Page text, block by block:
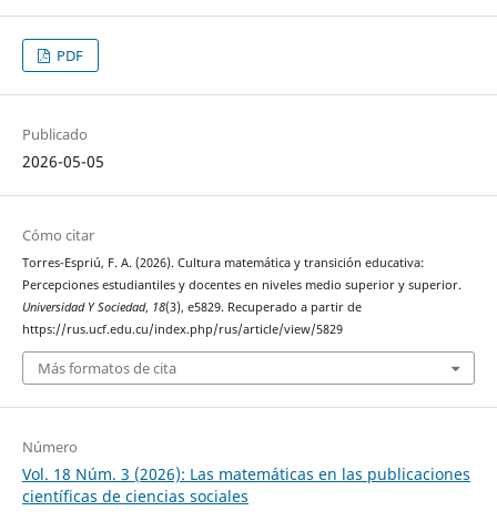
PDF
Publicado
2026-05-05
Cómo citar
Torres-Espriú, F. A. (2026). Cultura matemática y transición educativa:
Percepciones estudiantiles y docentes en niveles medio superior y superior.
Universidad Y Sociedad, 18(3), e5829. Recuperado a partir de
https://rus.ucf.edu.cu/index.php/rus/article/view/5829
Más formatos de cita
Número
Vol. 18 Núm. 3 (2026): Las matemáticas en las publicaciones
científicas de ciencias sociales